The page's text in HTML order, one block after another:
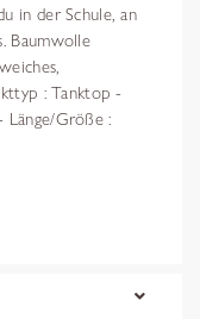
in der Schule, an
Baumwolle
: Tanktop -
Länge/Größe :